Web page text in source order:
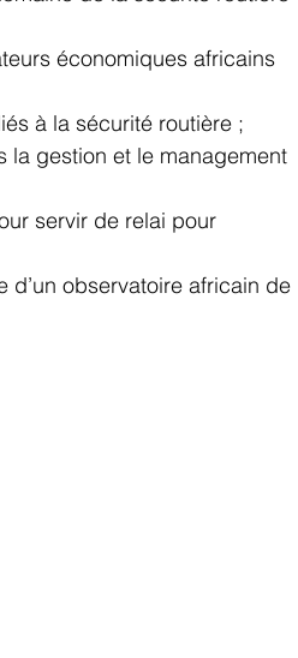
à la sécurité routière ;